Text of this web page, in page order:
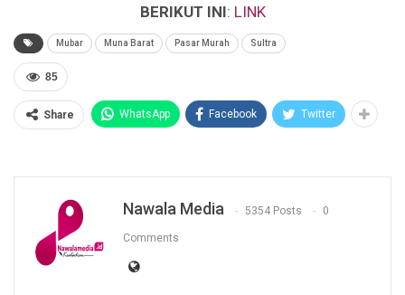
BERIKUT INI: LINK
Mubar Muna Barat Pasar Murah Sultra
85
Share WhatsApp Facebook Twitter
Nawala Media 5354 Posts 0
Comments